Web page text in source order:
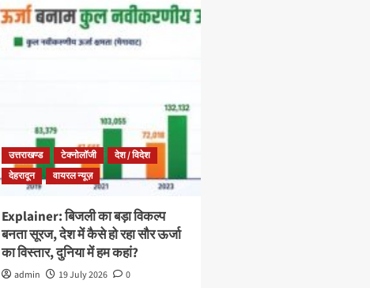
उत्तराखण्ड टेक्नोलॉजी
देश / विदेश
देहरादून
वायरल न्यूज़
Explainer: बिजली का बड़ा विकल्प
बनता सूरज, देश में कैसे हो रहा सौर ऊर्जा
का विस्तार, दुनिया में हम कहां?
admin 19 July 2026 0